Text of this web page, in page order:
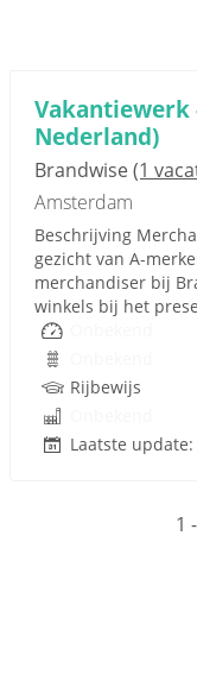
Vakantiewerk
Nederland)
Brandwise(1
Amsterdam
Beschrijving
gezicht van
merchandiser bij
winkels bij het
Rijbewijs
Laatste
1